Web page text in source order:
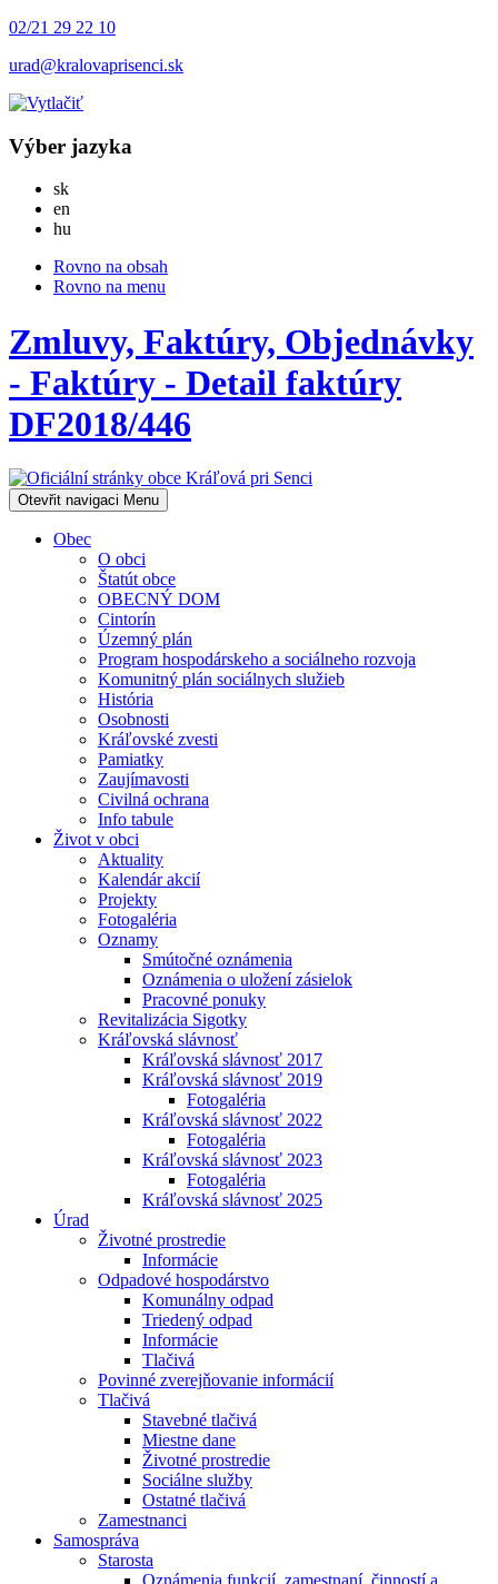
02/21 29 22 10
urad@kralovaprisenci.sk
Výber jazyka
skSlovensky
en
hu
Rovno na obsah
Rovno na menu
Zmluvy, Faktúry, Objednávky
- Faktúry - Detail faktúry
DF2018/446
Otevřit navigaci Menu
Obec
O obci
Štatút obce
OBECNÝ DOM
Cintorín
Územný plán
Program hospodárskeho a sociálneho rozvoja
Komunitný plán sociálnych služieb
História
Osobnosti
Kráľovské zvesti
Pamiatky
Zaujímavosti
Civilná ochrana
Info tabule
Život v obci
Aktuality
Kalendár akcií
Projekty
Fotogaléria
Oznamy
Smútočné oznámenia
Oznámenia o uložení zásielok
Pracovné ponuky
Revitalizácia Sigotky
Kráľovská slávnosť
Kráľovská slávnosť 2017
Kráľovská slávnosť 2019
Fotogaléria
Kráľovská slávnosť 2022
Fotogaléria
Kráľovská slávnosť 2023
Fotogaléria
Kráľovská slávnosť 2025
Úrad
Životné prostredie
Informácie
Odpadové hospodárstvo
Komunálny odpad
Triedený odpad
Informácie
Tlačivá
Povinné zverejňovanie informácií
Tlačivá
Stavebné tlačivá
Miestne dane
Životné prostredie
Sociálne služby
Ostatné tlačivá
Zamestnanci
Samospráva
Starosta